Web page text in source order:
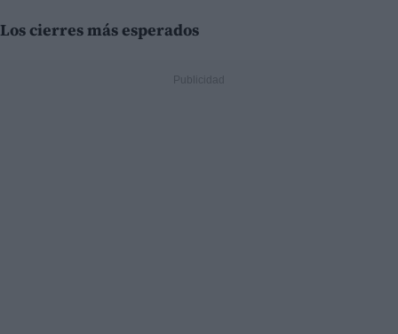
Los cierres más esperados